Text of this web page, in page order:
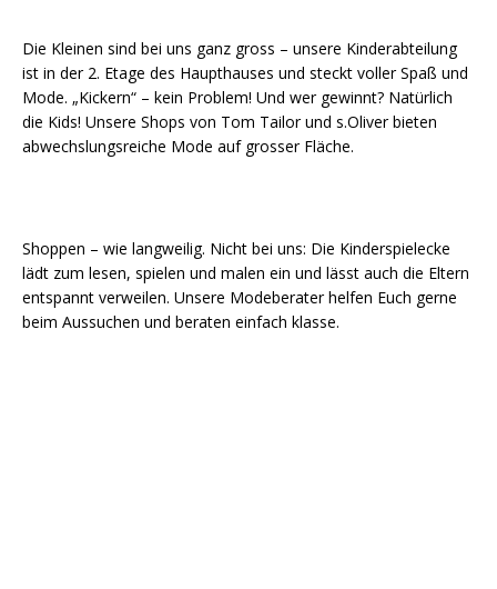
Die Kleinen sind bei uns ganz gross – unsere Kinderabteilung
ist in der 2. Etage des Haupthauses und steckt voller Spaß und
Mode. „Kickern“ – kein Problem! Und wer gewinnt? Natürlich
die Kids! Unsere Shops von Tom Tailor und s.Oliver bieten
abwechslungsreiche Mode auf grosser Fläche.
Shoppen – wie langweilig. Nicht bei uns: Die Kinderspielecke
lädt zum lesen, spielen und malen ein und lässt auch die Eltern
entspannt verweilen. Unsere Modeberater helfen Euch gerne
beim Aussuchen und beraten einfach klasse.